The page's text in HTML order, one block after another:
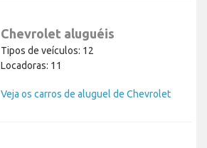
Chevrolet aluguéis
Tipos de veículos: 12
Locadoras: 11
Veja os carros de aluguel de Chevrolet